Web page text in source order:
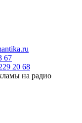
67
20 68
на радио